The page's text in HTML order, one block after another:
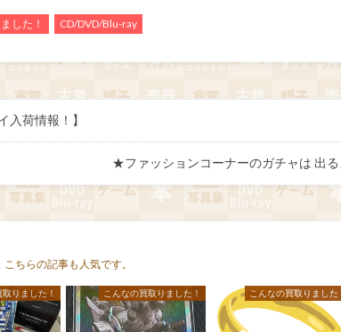
した！ CD/DVD/Blu-ray
入荷情報！】
★ファッションコーナーのガチャは 出
こちらの記事も人気です。
りました！ こんなの買取りました！ こんなの買取りました